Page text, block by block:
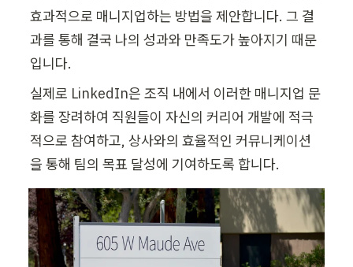
효과적으로 매니지업하는 방법을 제안합니다. 그 결
과를 통해 결국 나의 성과와 만족도가 높아지기 때문
입니다.
실제로 LinkedIn은 조직 내에서 이러한 매니지업 문
화를 장려하여 직원들이 자신의 커리어 개발에 적극
적으로 참여하고, 상사와의 효율적인 커뮤니케이션
을 통해 팀의 목표 달성에 기여하도록 합니다.